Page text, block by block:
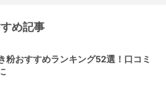
め記事
粉おすすめランキング52選！口コミ